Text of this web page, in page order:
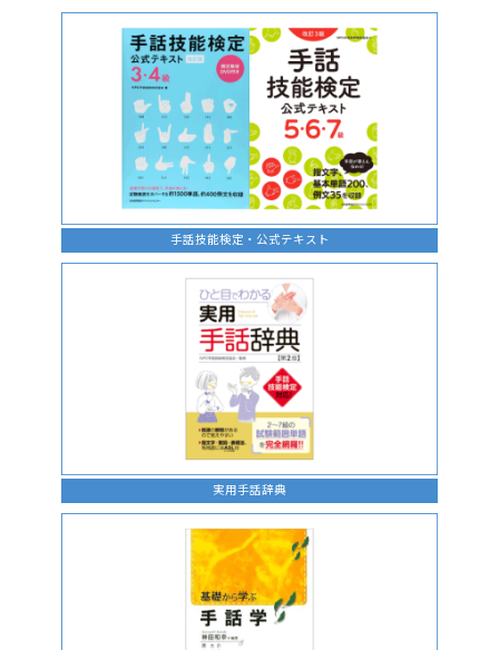
手話技能検定・公式テキスト
実用手話辞典